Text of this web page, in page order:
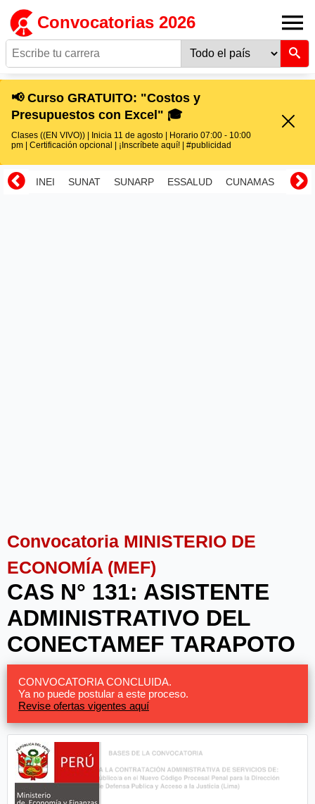
Convocatorias 2026
📢 Curso GRATUITO: "Costos y
Presupuestos con Excel" 🎓
Clases ((EN VIVO)) | Inicia 11 de agosto | Horario 07:00 - 10:00
pm | Certificación opcional | ¡Inscríbete aquí! | #publicidad
INEI SUNAT SUNARP ESSALUD CUNAMAS
Convocatoria MINISTERIO DE
ECONOMÍA (MEF)
CAS N° 131: ASISTENTE
ADMINISTRATIVO DEL
CONECTAMEF TARAPOTO
CONVOCATORIA CONCLUIDA.
Ya no puede postular a este proceso.
Revise ofertas vigentes aquí